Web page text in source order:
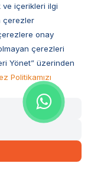
ve içerikleri ilgi
çerezler
onay
çerezleri
Yönet” üzerinden
Politikamızı